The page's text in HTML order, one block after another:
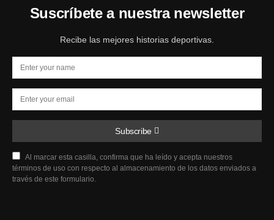
Suscríbete a nuestra newsletter
Recibe las mejores historias deportivas.
Subscribe
Al marcar esta casilla, confirma que ha leído y acepta nuestros
términos de uso con respecto al almacenamiento de los datos enviados a
través de este formulario.